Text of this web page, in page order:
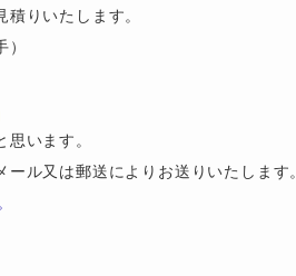
りいたします。
います。
ル又は郵送によりお送りいたします。